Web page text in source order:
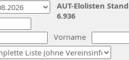
Vorname
AUT-Elolisten
6.936